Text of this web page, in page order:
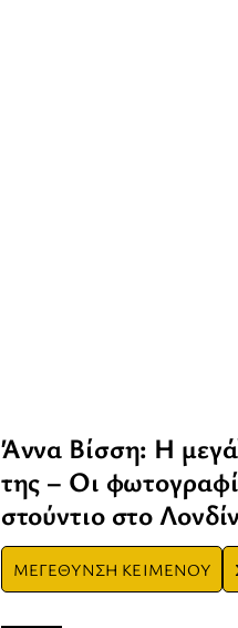
Άννα Βίσση: Η
της – Οι
στούντιο στο
ΜΕΓΕΘΥΝΣΗ ΚΕΙΜΕΝΟΥ